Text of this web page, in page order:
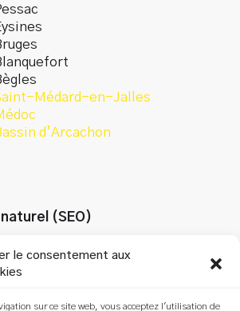
le consentement aux
sur ce site web, vous acceptez l'utilisation de
Médard-en-Jalles
d’Arcachon
(SEO)